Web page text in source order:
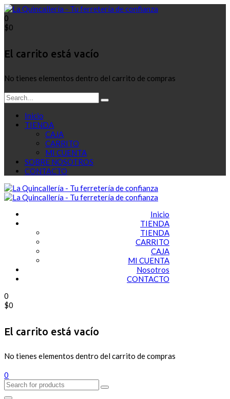
0
$0
El carrito está vacío
No tienes elementos dentro del carrito de compras
Inicio
TIENDA
CAJA
CARRITO
MI CUENTA
SOBRE NOSOTROS
CONTACTO
Inicio
TIENDA
TIENDA
CARRITO
CAJA
MI CUENTA
Nosotros
CONTACTO
0
$0
El carrito está vacío
No tienes elementos dentro del carrito de compras
0